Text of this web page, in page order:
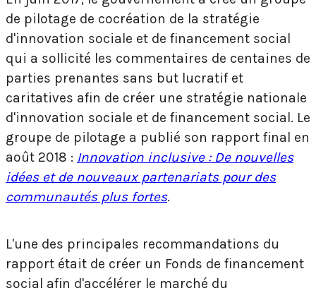
de pilotage de cocréation de la stratégie
d'innovation sociale et de financement social
qui a sollicité les commentaires de centaines de
parties prenantes sans but lucratif et
caritatives afin de créer une stratégie nationale
d'innovation sociale et de financement social. Le
groupe de pilotage a publié son rapport final en
août 2018 : Innovation inclusive : De nouvelles
idées et de nouveaux partenariats pour des
communautés plus fortes.
L'une des principales recommandations du
rapport était de créer un Fonds de financement
social afin d'accélérer le marché du